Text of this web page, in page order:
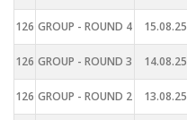
126 GROUP - ROUND 4 15.08.25
126 GROUP - ROUND 3 14.08.25
126 GROUP - ROUND 2 13.08.25